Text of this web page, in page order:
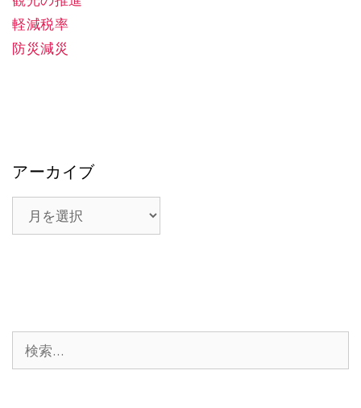
軽減税率
防災減災
アーカイブ
索: